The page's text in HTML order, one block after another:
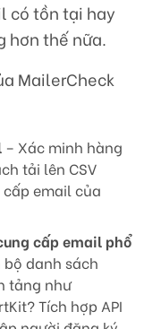
có tồn tại hay
hơn thế nữa.
MailerCheck
– Xác minh hàng
tải lên CSV
email của
cấp email phổ
danh sách
tảng như
Tích hợp API